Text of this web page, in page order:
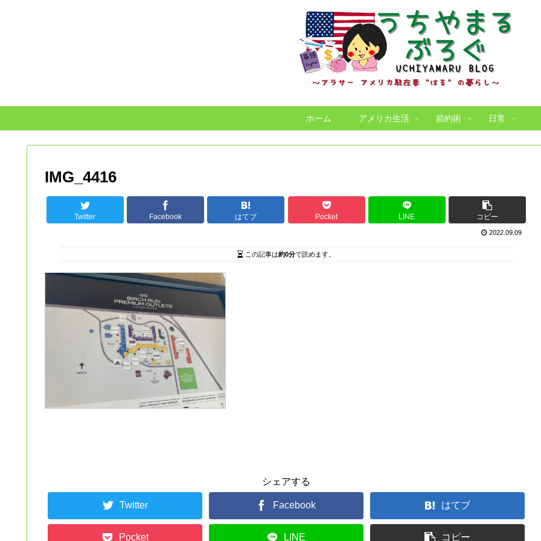
ホーム アメリカ生活 節約術 日常
IMG_4416
Twitter Facebook はてブ Pocket LINE コピー
2022.09.09
この記事は約0分で読めます。
シェアする
Twitter Facebook はてブ
Pocket LINE コピー